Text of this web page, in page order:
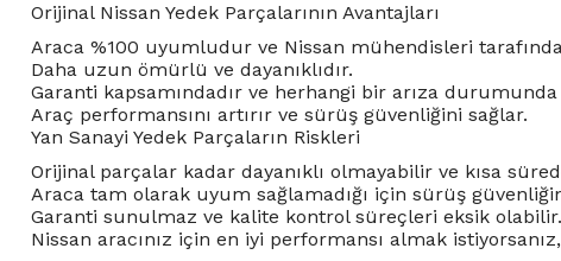
Orijinal Nissan Yedek Parçalarının Avantajları
Araca %100 uyumludur ve Nissan mühendisleri
Daha uzun ömürlü ve dayanıklıdır.
Garanti kapsamındadır ve herhangi bir arıza
Araç performansını artırır ve sürüş güvenliğini sağlar.
Yan Sanayi Yedek Parçaların Riskleri
Orijinal parçalar kadar dayanıklı olmayabilir ve kısa
Araca tam olarak uyum sağlamadığı için sürüş
Garanti sunulmaz ve kalite kontrol süreçleri eksik olabilir.
Nissan aracınız için en iyi performansı almak